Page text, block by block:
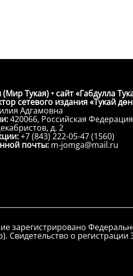
Тукая) • сайт «Габдулла
сетевого издания «Тукай
Адгамовна
420066, Российская
д. 2
+7 (843) 222-05-47 (1560)
почты: m-jomga@mail.ru
зарегистрировано
Свидетельство о